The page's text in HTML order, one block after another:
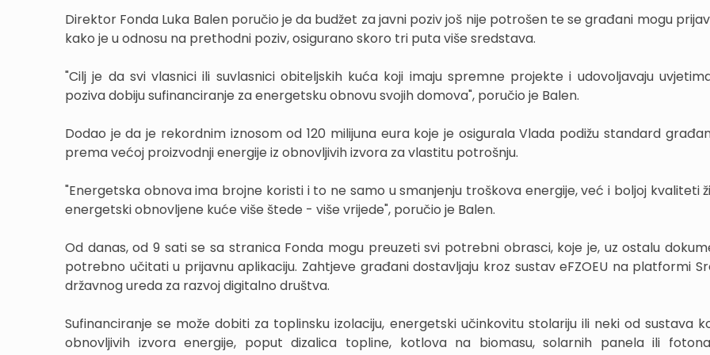
Direktor Fonda Luka Balen poručio je da budžet za javni poziv još nije potrošen te se građani mogu
kako je u odnosu na prethodni poziv, osigurano skoro tri puta više sredstava.
"Cilj je da svi vlasnici ili suvlasnici obiteljskih kuća koji imaju spremne projekte i udovoljavaju
poziva dobiju sufinanciranje za energetsku obnovu svojih domova", poručio je Balen.
Dodao je da je rekordnim iznosom od 120 milijuna eura koje je osigurala Vlada podižu standard
prema većoj proizvodnji energije iz obnovljivih izvora za vlastitu potrošnju.
"Energetska obnova ima brojne koristi i to ne samo u smanjenju troškova energije, već i boljoj kvaliteti
energetski obnovljene kuće više štede - više vrijede", poručio je Balen.
Od danas, od 9 sati se sa stranica Fonda mogu preuzeti svi potrebni obrasci, koje je, uz ostalu
potrebno učitati u prijavnu aplikaciju. Zahtjeve građani dostavljaju kroz sustav eFZOEU na platformi
državnog ureda za razvoj digitalno društva.
Sufinanciranje se može dobiti za toplinsku izolaciju, energetski učinkovitu stolariju ili neki od sustava
obnovljivih izvora energije, poput dizalica topline, kotlova na biomasu, solarnih panela ili